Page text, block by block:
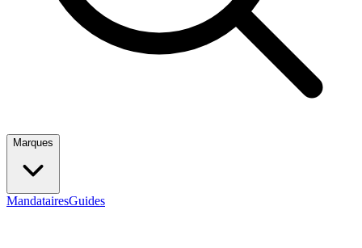
Marques
MandatairesGuides